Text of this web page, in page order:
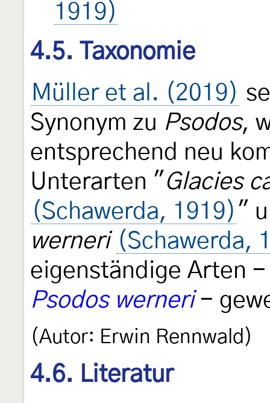
1919)
4.5. Taxonomie
Müller et al. (2019)
Synonym zu Psodos,
entsprechend neu
Unterarten " Glacies
(Schawerda, 1919) "
werneri (Schawerda,
eigenständige Arten
Psodos werneri-
(Autor: Erwin Rennwald)
4.6. Literatur